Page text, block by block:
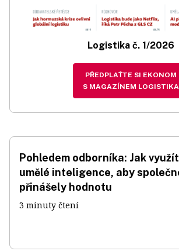
Logistika č. 1/2026
PŘEDPLAŤTE SI EKONOM
S MAGAZÍNEM LOGISTIKA
Pohledem odborníka: Jak
umělé inteligence, aby
přinášely hodnotu
3 minuty čtení